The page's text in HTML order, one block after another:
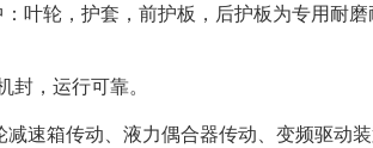
叶轮，护套，前护板，后护板为专用耐磨
封，运行可靠。
速箱传动、液力偶合器传动、变频驱动